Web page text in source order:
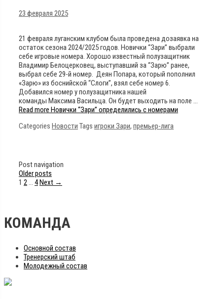
23 февраля 2025
21 февраля луганским клубом была проведена дозаявка на
остаток сезона 2024/2025 годов. Новички “Зари” выбрали
себе игровые номера. Хорошо известный полузащитник
Владимир Белоцерковец, выступавший за “Зарю” ранее,
выбрал себе 29-й номер. Деян Попара, который пополнил
«Зарю» из боснийской “Слоги”, взял себе номер 6.
Добавился номер у полузащитника нашей
команды Максима Васильца. Он будет выходить на поле …
Read more Новички “Зари” определились с номерами
Categories Новости Tags игроки Зари, премьер-лига
Post navigation
Older posts
1 2… 4Next →
КОМАНДА
Основной состав
Тренерский штаб
Молодежный состав